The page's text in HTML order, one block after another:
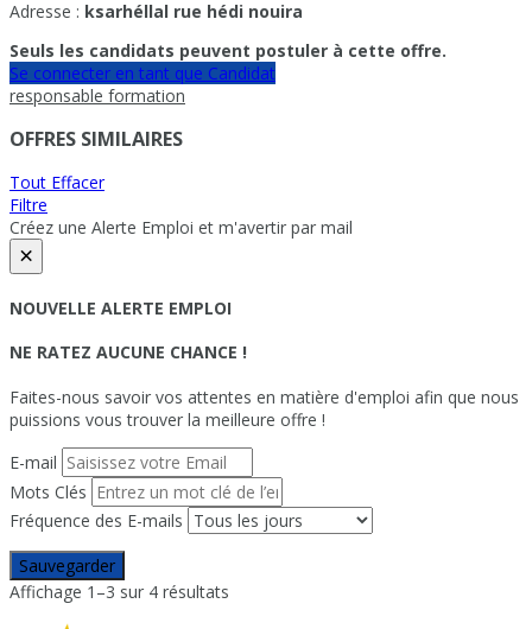
Adresse : ksarhéllal rue hédi nouira
Seuls les candidats peuvent postuler à cette offre.
Se connecter en tant que Candidat
responsable formation
OFFRES SIMILAIRES
Tout Effacer
Filtre
Créez une Alerte Emploi et m'avertir par mail
×
NOUVELLE ALERTE EMPLOI
NE RATEZ AUCUNE CHANCE !
Faites-nous savoir vos attentes en matière d'emploi afin que nous
puissions vous trouver la meilleure offre !
E-mail
Mots Clés
Fréquence des E-mails
Sauvegarder
Affichage 1–3 sur 4 résultats